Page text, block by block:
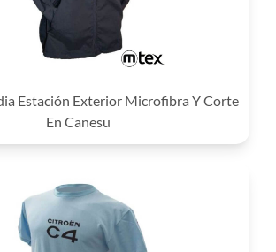
Estación Exterior Microfibra Y Corte
En Canesu